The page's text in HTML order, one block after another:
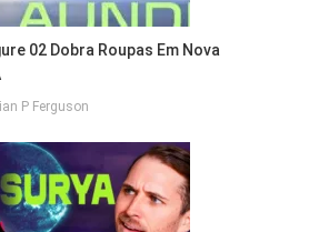
02 Dobra Roupas Em Nova
P Ferguson